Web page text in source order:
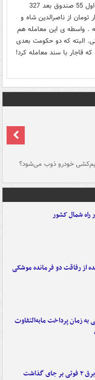
میدونستین که فرانسوی ها در زمان قاجار، اول 55 صندوق بعد 327
و آثار باستانی رو به 10 هزار تومان از ناصرالدین شاه و
. واسطه ی این معامله هم
البته که دو حکومت بعدی
قاجار با سند معامله کرد!
خودرو ذوب می‌شود؟
راه شمال کشور
از رفاقت دو فرمانده‌ موشکی
به زمان پرداخت مابه‌التفاوت
گذاشت